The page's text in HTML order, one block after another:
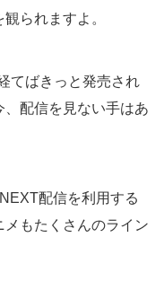
られますよ。
てばきっと発売され
、配信を見ない手はあ
配信を利用する
もたくさんのライン